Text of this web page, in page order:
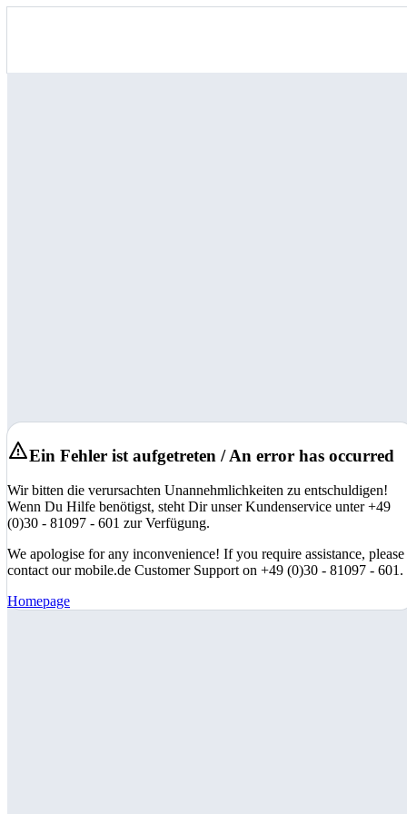
Ein Fehler ist aufgetreten / An error has occurred
Wir bitten die verursachten Unannehmlichkeiten zu entschuldigen!
Wenn Du Hilfe benötigst, steht Dir unser Kundenservice unter +49
(0)30 - 81097 - 601 zur Verfügung.
We apologise for any inconvenience! If you require assistance, please
contact our mobile.de Customer Support on +49 (0)30 - 81097 - 601.
Homepage